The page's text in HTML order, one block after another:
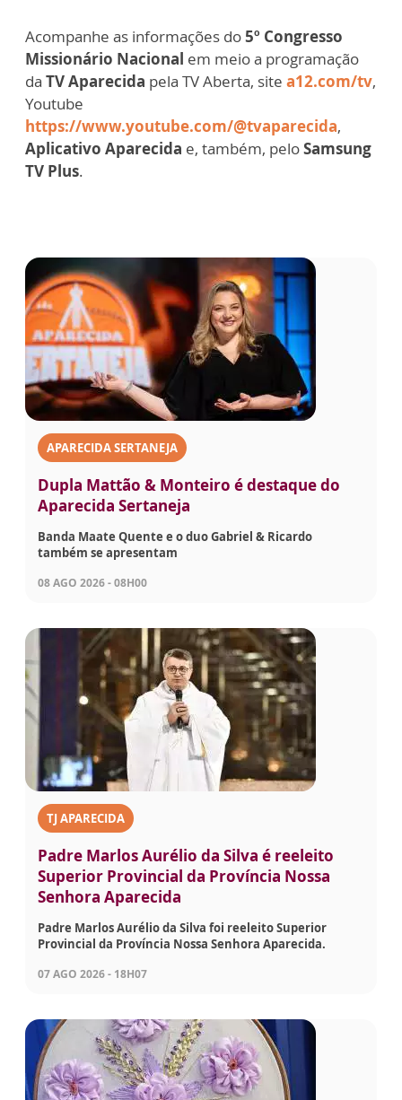
Acompanhe as informações do5º Congresso
Missionário Nacional em meio a programação
da TV Aparecida pela TV Aberta, site a12.com/tv,
Youtube
https://www.youtube.com/@tvaparecida,
Aplicativo Aparecida e, também, peloSamsung
TV Plus.
APARECIDA SERTANEJA
Dupla Mattão & Monteiro é destaque do
Aparecida Sertaneja
Banda Maate Quente e o duo Gabriel & Ricardo
também se apresentam
08 AGO 2026 - 08H00
TJ APARECIDA
Padre Marlos Aurélio da Silva é reeleito
Superior Provincial da Província Nossa
Senhora Aparecida
Padre Marlos Aurélio da Silva foi reeleito Superior
Provincial da Província Nossa Senhora Aparecida.
07 AGO 2026 - 18H07